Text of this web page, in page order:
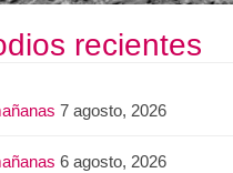
recientes
7 agosto, 2026
6 agosto, 2026